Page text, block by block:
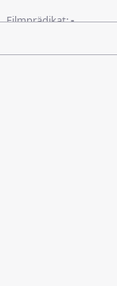
Filmprädikat:-